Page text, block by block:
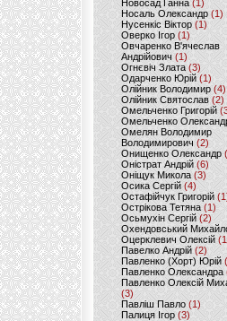
Новосад Ганна (1)
Носаль Олександр (1)
Нусенкіс Віктор (1)
Оверко Ігор (1)
Овчаренко В'ячеслав
Андрійович(1)
Огнєвіч Злата (3)
Одарченко Юрій(1)
Олійник Володимир (4)
Олійник Святослав (2)
Омельченко Григорій
Омельченко
Омелян Володимир
Володимирович (2)
Онищенко Олександр
Оністрат Андрій (6)
Оніщук Микола (3)
Осика Сергій(4)
Остафійчук Григорій
Острікова Тетяна (1)
Осьмухін Сергій (2)
Охендовський
Оцерклевич Олексій
Павелко Андрій (2)
Павленко (Хорт) Юрій
Павленко Олександра
Павленко Олексій
(3)
Павліш Павло(1)
Палиця Ігор (3)